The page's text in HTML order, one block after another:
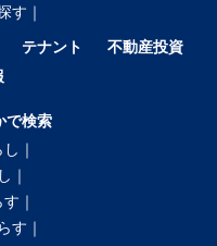
す｜
テナント
不動産投資
で検索
｜
｜
｜
す｜